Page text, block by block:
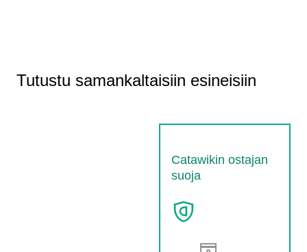
Tutustu samankaltaisiin esineisiin
Catawikin ostajan
suoja